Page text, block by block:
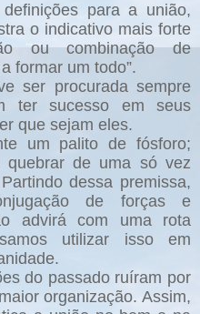
para a união,
o indicativo mais forte
ou combinação de
formar um todo”.
ser procurada sempre
ter sucesso em seus
que sejam eles.
um palito de fósforo;
de uma só vez
dessa premissa,
de forças e
advirá com uma rota
utilizar isso em
do passado ruíram por
organização. Assim,